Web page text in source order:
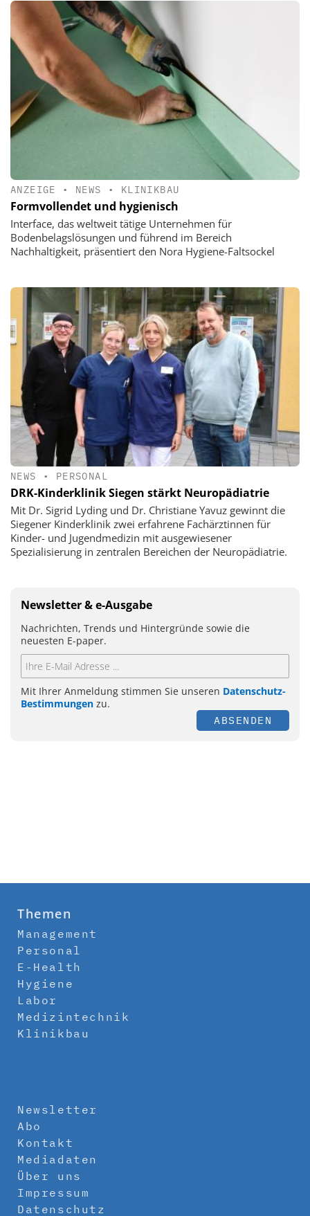
ANZEIGE • NEWS • KLINIKBAU
Formvollendet und hygienisch
Interface, das weltweit tätige Unternehmen für
Bodenbelagslösungen und führend im Bereich
Nachhaltigkeit, präsentiert den Nora Hygiene-Faltsockel
NEWS • PERSONAL
DRK-Kinderklinik Siegen stärkt Neuropädiatrie
Mit Dr. Sigrid Lyding und Dr. Christiane Yavuz gewinnt die
Siegener Kinderklinik zwei erfahrene Fachärztinnen für
Kinder- und Jugendmedizin mit ausgewiesener
Spezialisierung in zentralen Bereichen der Neuropädiatrie.
Newsletter & e-Ausgabe
Nachrichten, Trends und Hintergründe sowie die
neuesten E-paper.
Mit Ihrer Anmeldung stimmen Sie unseren Datenschutz-
Bestimmungen zu.
ABSENDEN
Themen
Management
Personal
E-Health
Hygiene
Labor
Medizintechnik
Klinikbau
Newsletter
Abo
Kontakt
Mediadaten
Über uns
Impressum
Datenschutz